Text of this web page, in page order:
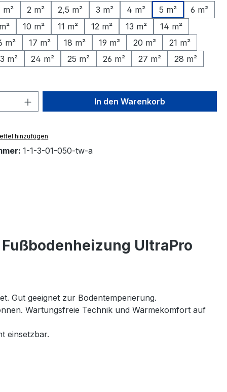
m² 2 m² 2,5 m² 3 m² 4 m² 5 m²
6 m²
10 m² 11 m² 12 m² 13 m²
14 m²
m² 17 m² 18 m² 19 m² 20 m²
21 m²
m² 24 m² 25 m² 26 m² 27 m²
28 m²
Anzahl: Gib den gewünschten Wert
In den Warenkorb
hinzufügen
1-1-3-01-050-tw-a
UltraPro
Gut geeignet zur Bodentemperierung.
Wartungsfreie Technik und Wärmekomfort auf
einsetzbar.